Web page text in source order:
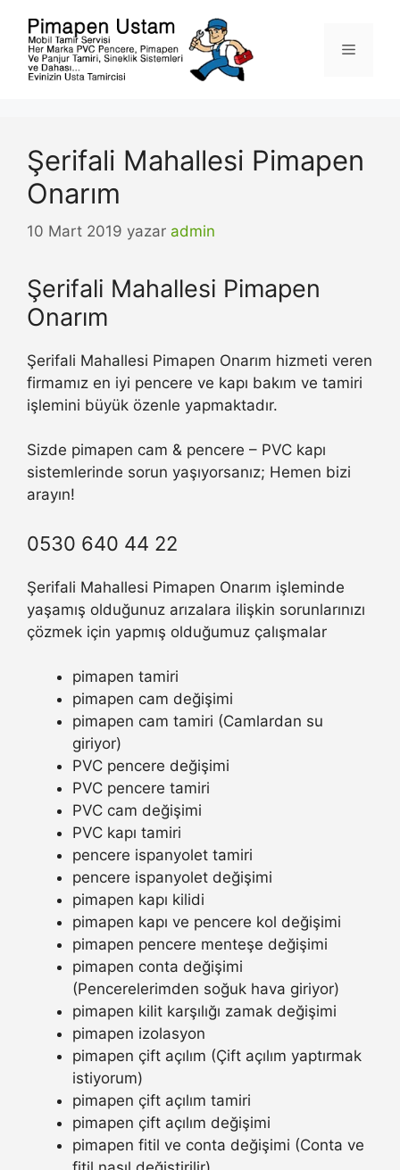
Menü
Şerifali Mahallesi Pimapen
Onarım
10 Mart 2019 yazar admin
Şerifali Mahallesi Pimapen
Onarım
Şerifali Mahallesi Pimapen Onarım hizmeti veren
firmamız en iyi pencere ve kapı bakım ve tamiri
işlemini büyük özenle yapmaktadır.
Sizde pimapen cam & pencere – PVC kapı
sistemlerinde sorun yaşıyorsanız; Hemen bizi
arayın!
0530 640 44 22
Şerifali Mahallesi Pimapen Onarım işleminde
yaşamış olduğunuz arızalara ilişkin sorunlarınızı
çözmek için yapmış olduğumuz çalışmalar
pimapen tamiri
pimapen cam değişimi
pimapen cam tamiri (Camlardan su
giriyor)
PVC pencere değişimi
PVC pencere tamiri
PVC cam değişimi
PVC kapı tamiri
pencere ispanyolet tamiri
pencere ispanyolet değişimi
pimapen kapı kilidi
pimapen kapı ve pencere kol değişimi
pimapen pencere menteşe değişimi
pimapen conta değişimi
(Pencerelerimden soğuk hava giriyor)
pimapen kilit karşılığı zamak değişimi
pimapen izolasyon
pimapen çift açılım (Çift açılım yaptırmak
istiyorum)
pimapen çift açılım tamiri
pimapen çift açılım değişimi
pimapen fitil ve conta değişimi (Conta ve